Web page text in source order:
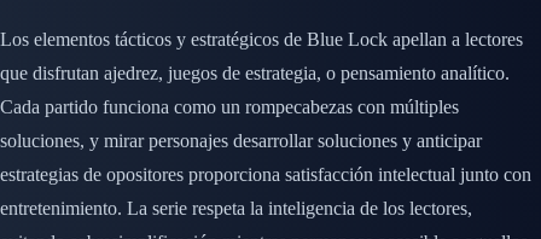
Los elementos tácticos y estratégicos de Blue Lock apellan a lectores
que disfrutan ajedrez, juegos de estrategia, o pensamiento analítico.
Cada partido funciona como un rompecabezas con múltiples
soluciones, y mirar personajes desarrollar soluciones y anticipar
estrategias de opositores proporciona satisfacción intelectual junto con
entretenimiento. La serie respeta la inteligencia de los lectores,